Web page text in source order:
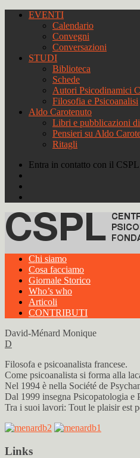
EVENTI
Calendario
Convegni
Conversazioni
STUDI
Biblioteca
Schede
Autori Psicodinamici
Filosofia e Psicoanalisi
Aldo Carotenuto
Libri e pubblicazioni
Pensieri su Aldo
Ritagli
Entra in contatto con il CSPL
Chi siamo
Cosa facciamo
Giornale Storico
Who’s who
Articoli
CONTRIBUTI
David-Ménard Monique
D
Filosofa e psicoanalista francese.
Come psicoanalista si forma alla
Nel 1994 è nella Société de
Dal 1999 insegna Psicopatologia
Tra i suoi lavori: Tout le plaisir est
Links